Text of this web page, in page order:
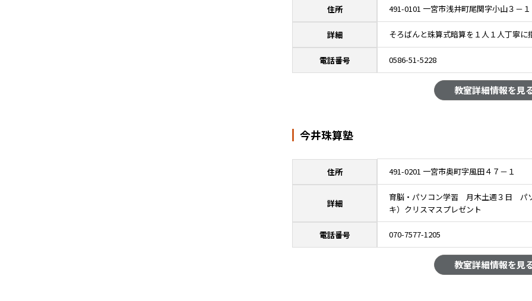
住所 491-0101 一宮市浅井町尾関字小山３－１
詳細 そろばんと珠算式暗算を１人１人丁寧に
電話番号 0586-51-5228
教室詳細情報を見
今井珠算塾
住所 491-0201 一宮市奥町字風田４７－１
詳細
育脳・パソコン学習 月木土週３日
キ）クリスマスプレゼント
電話番号 070-7577-1205
教室詳細情報を見